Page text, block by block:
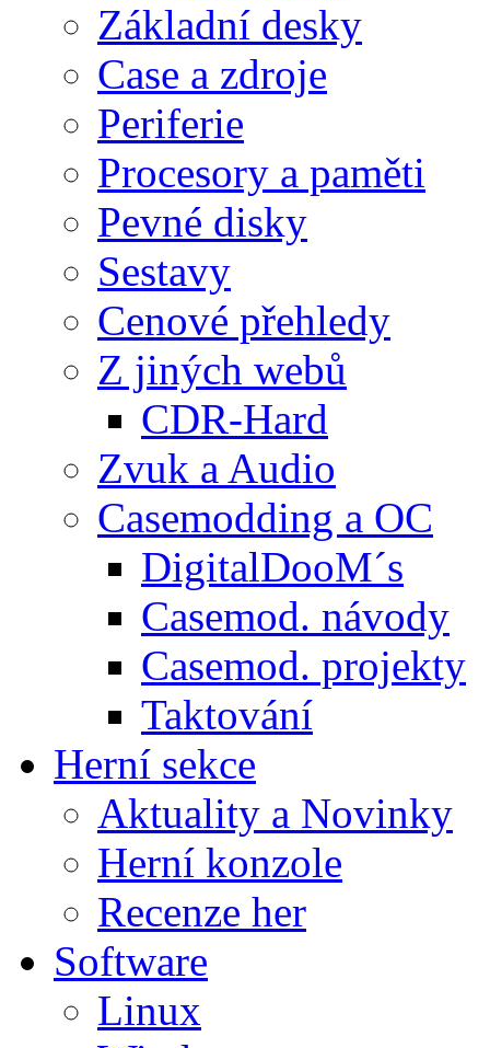
Základní desky
Case a zdroje
Periferie
Procesory a paměti
Pevné disky
Sestavy
Cenové přehledy
Z jiných webů
CDR-Hard
Zvuk a Audio
Casemodding a OC
DigitalDooM´s
Casemod. návody
Casemod. projekty
Taktování
Herní sekce
Aktuality a Novinky
Herní konzole
Recenze her
Software
Linux